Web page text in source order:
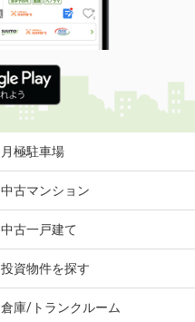
月極駐車場
中古マンション
中古一戸建て
投資物件を探す
倉庫/トランクルーム